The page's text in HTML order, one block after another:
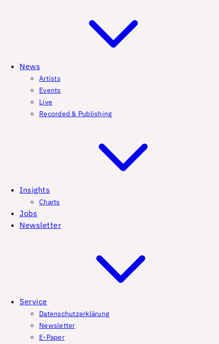
News
Artists
Events
Live
Recorded & Publishing
Insights
Charts
Jobs
Newsletter
Service
Datenschutzerklärung
Newsletter
E-Paper